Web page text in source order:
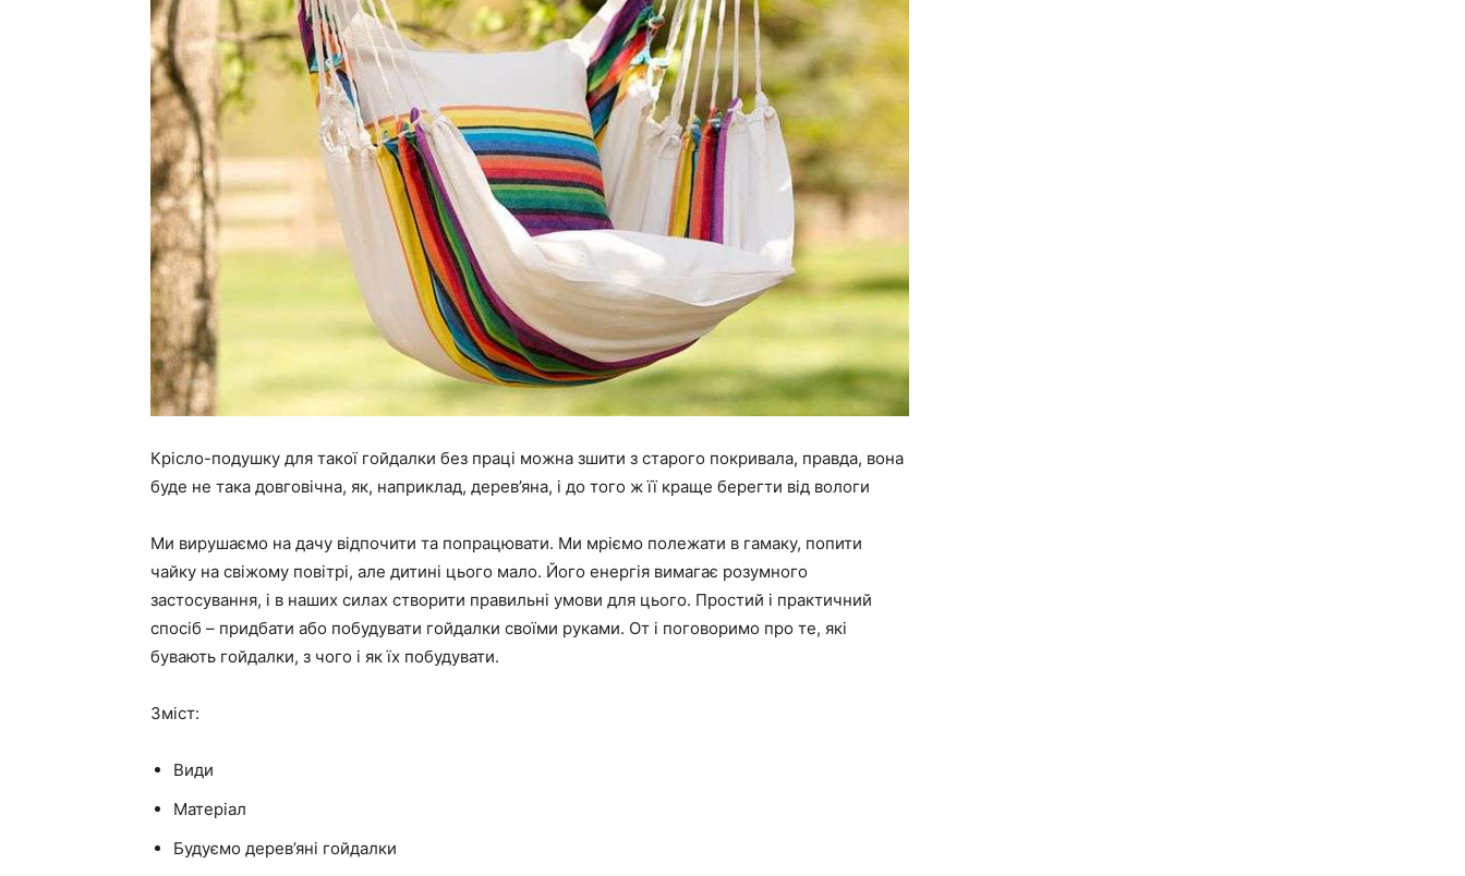
Крісло-подушку для такої гойдалки без праці можна зшити з старого покривала, правда, вона
буде не така довговічна, як, наприклад, дерев’яна, і до того ж її краще берегти від вологи
Ми вирушаємо на дачу відпочити та попрацювати. Ми мріємо полежати в гамаку, попити
чайку на свіжому повітрі, але дитині цього мало. Його енергія вимагає розумного
застосування, і в наших силах створити правильні умови для цього. Простий і практичний
спосіб – придбати або побудувати гойдалки своїми руками. От і поговоримо про те, які
бувають гойдалки, з чого і як їх побудувати.
Зміст:
Види
Матеріал
Будуємо дерев’яні гойдалки